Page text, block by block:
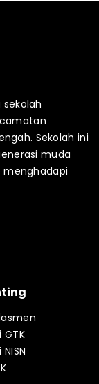
sekolah
Sekolah ini
muda
menghadapi